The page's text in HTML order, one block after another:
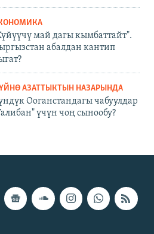
май дагы кымбаттайт".
абалдан кантип
АЗАТТЫКТЫН НАЗАРЫНДА
Ооганстандагы чабуулдар
үчүн чоң сынообу?